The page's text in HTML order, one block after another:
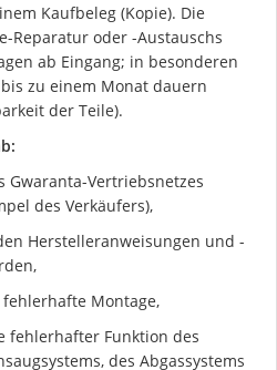
Kaufbeleg (Kopie). Die
Reparatur oder -Austauschs
ab Eingang; in besonderen
zu einem Monat dauern
der Teile).
Gwaranta-Vertriebsnetzes
des Verkäufers),
Herstelleranweisungen und -
Montage,
fehlerhafter Funktion des
des Abgassystems